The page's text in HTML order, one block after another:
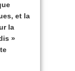
et la
la
»